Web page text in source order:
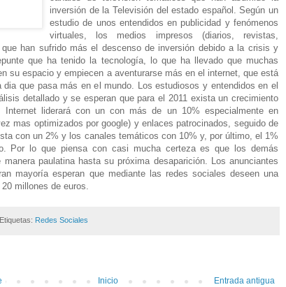
inversión de la Televisión del estado español. Según un
estudio de unos entendidos en publicidad y fenómenos
virtuales, los medios impresos (diarios, revistas,
han sufrido más el descenso de inversión debido a la crisis y
que ha tenido la tecnología, lo que ha llevado que muchas
su espacio y empiecen a aventurarse más en el internet, que está
dia que pasa más en el mundo. Los estudiosos y entendidos en el
detallado y se esperan que para el 2011 exista un crecimiento
Internet liderará con un con más de un 10% especialmente en
mas optimizados por google) y enlaces patrocinados, seguido de
con un 2% y los canales temáticos con 10% y, por último, el 1%
Por lo que piensa con casi mucha certeza es que los demás
manera paulatina hasta su próxima desaparición. Los anunciantes
mayoría esperan que mediante las redes sociales deseen una
millones de euros.
Etiquetas: Redes Sociales
Entrada antigua
Inicio